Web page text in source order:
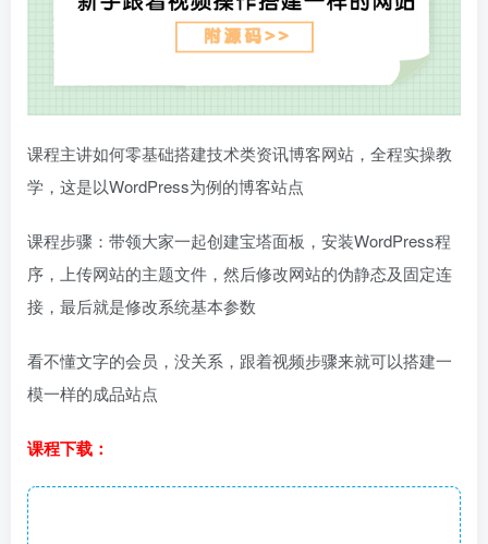
课程主讲如何零基础搭建技术类资讯博客网站，全程实操教
学，这是以WordPress为例的博客站点
课程步骤：带领大家一起创建宝塔面板，安装WordPress程
序，上传网站的主题文件，然后修改网站的伪静态及固定连
接，最后就是修改系统基本参数
看不懂文字的会员，没关系，跟着视频步骤来就可以搭建一
模一样的成品站点
课程下载：